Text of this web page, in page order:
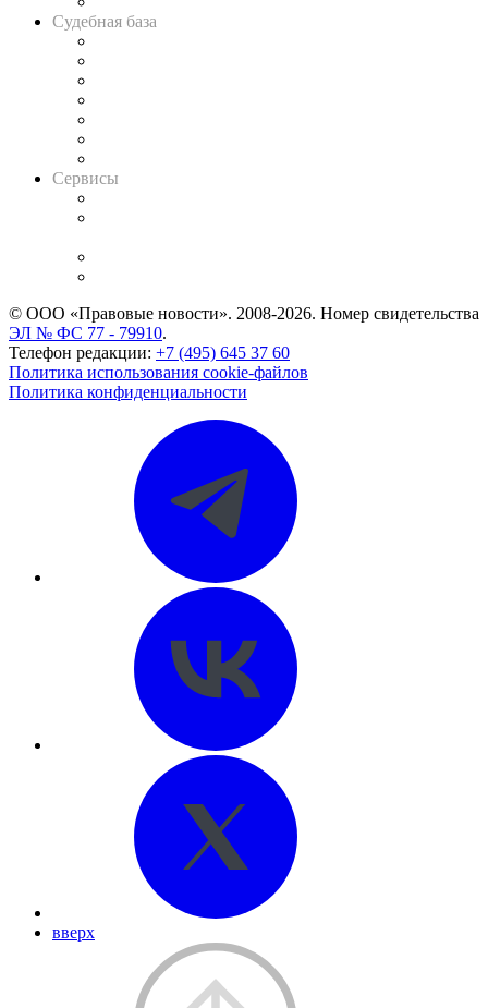
Судебная база
Сервисы
© ООО «Правовые новости». 2008-2026. Номер свидетельства
ЭЛ № ФС 77 - 79910.
Телефон редакции: +7 (495) 645 37 60
Политика использования cookie-файлов
Политика конфиденциальности
вверх